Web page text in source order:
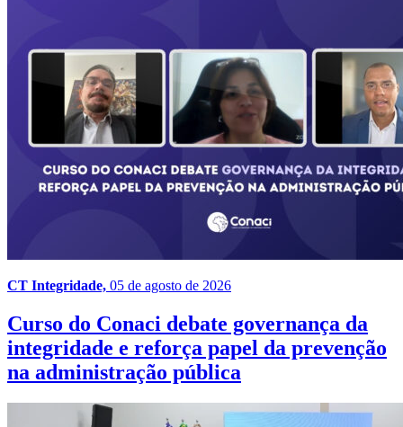
CT Integridade, 05 de agosto de 2026
Curso do Conaci debate governança da
integridade e reforça papel da prevenção
na administração pública